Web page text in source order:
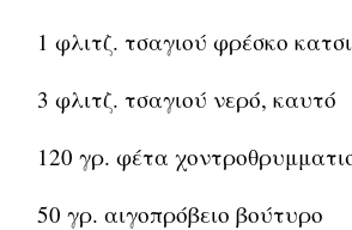
1 φλιτζ. τσαγιού φρέσκο
3 φλιτζ. τσαγιού νερό, καυτό
120 γρ. φέτα
50 γρ. αιγοπρόβειο βούτυρο